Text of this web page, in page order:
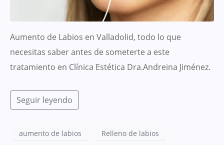
Aumento de Labios en Valladolid, todo lo que
necesitas saber antes de someterte a este
tratamiento en Clínica Estética Dra.Andreina Jiménez.
Seguir leyendo
aumento de labios
Relleno de labios